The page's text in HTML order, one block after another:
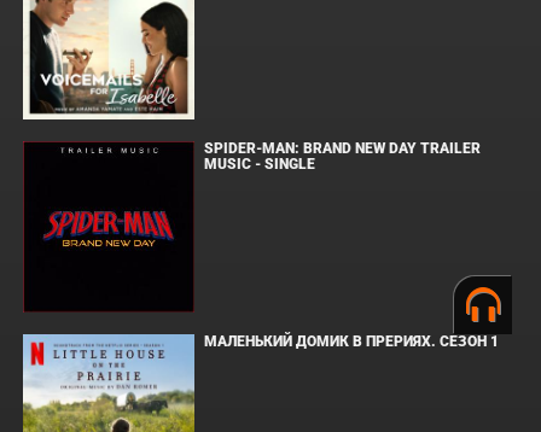
SPIDER-MAN: BRAND NEW DAY TRAILER
MUSIC - SINGLE
МАЛЕНЬКИЙ ДОМИК В ПРЕРИЯХ. СЕЗОН 1